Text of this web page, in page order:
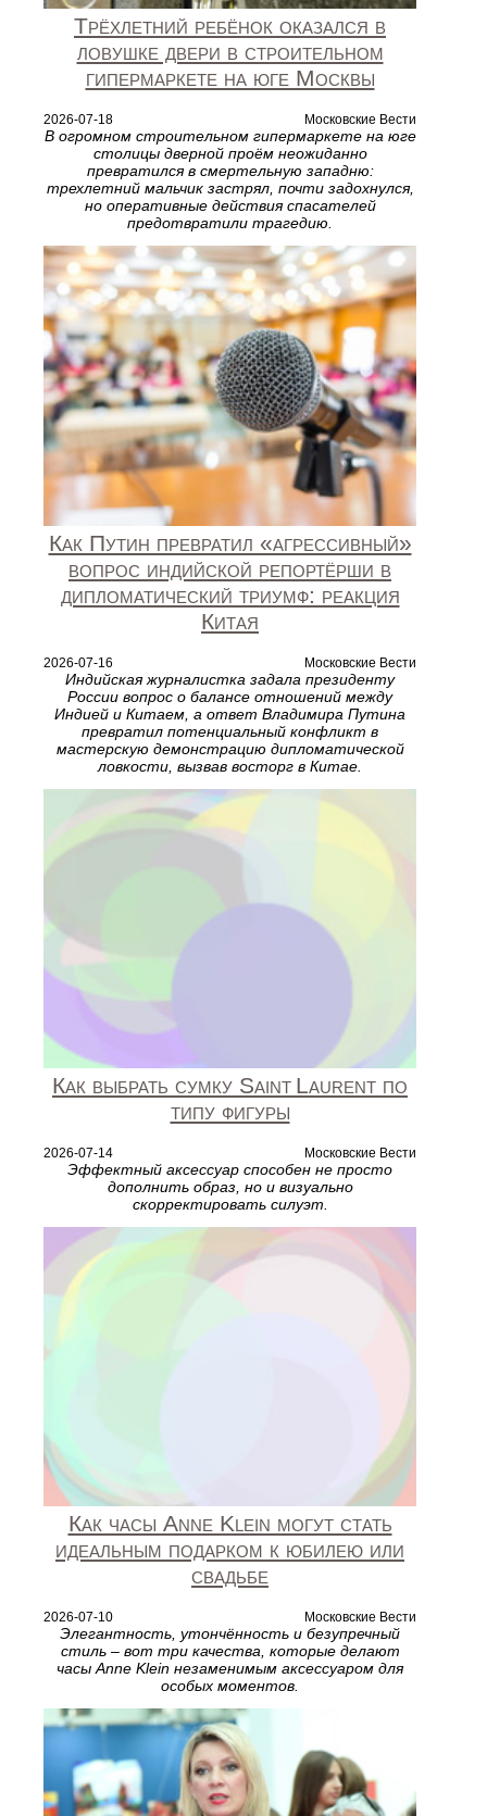
Трёхлетний ребёнок оказался в
ловушке двери в строительном
гипермаркете на юге Москвы
2026-07-18 Московские Вести
В огромном строительном гипермаркете на юге
столицы дверной проём неожиданно
превратился в смертельную западню:
трехлетний мальчик застрял, почти задохнулся,
но оперативные действия спасателей
предотвратили трагедию.
Как Путин превратил «агрессивный»
вопрос индийской репортёрши в
дипломатический триумф: реакция
Китая
2026-07-16 Московские Вести
Индийская журналистка задала президенту
России вопрос о балансе отношений между
Индией и Китаем, а ответ Владимира Путина
превратил потенциальный конфликт в
мастерскую демонстрацию дипломатической
ловкости, вызвав восторг в Китае.
Как выбрать сумку Saint Laurent по
типу фигуры
2026-07-14 Московские Вести
Эффектный аксессуар способен не просто
дополнить образ, но и визуально
скорректировать силуэт.
Как часы Anne Klein могут стать
идеальным подарком к юбилею или
свадьбе
2026-07-10 Московские Вести
Элегантность, утончённость и безупречный
стиль – вот три качества, которые делают
часы Anne Klein незаменимым аксессуаром для
особых моментов.